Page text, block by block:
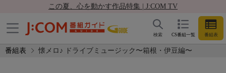
この夏、心を動かす作品特集 | J:COM TV
CS番組一覧 番組表
検索
番組表 懐メロ♪ ドライブミュージック〜箱根・伊豆編〜